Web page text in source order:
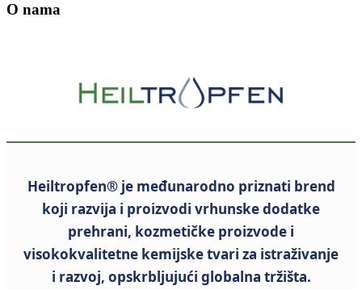
O nama
Heiltropfen®je međunarodno priznati brend
koji razvija i proizvodi vrhunske dodatke
prehrani, kozmetičke proizvode i
visokokvalitetne kemijske tvari za istraživanje
i razvoj, opskrbljujući globalna tržišta.